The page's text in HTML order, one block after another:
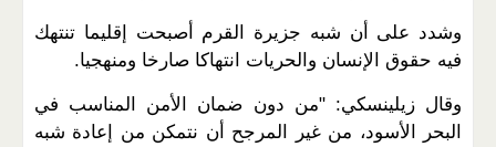
وشدد على أن شبه جزيرة القرم أصبحت إقليما تنتهك
فيه حقوق الإنسان والحريات انتهاكا صارخا ومنهجيا.
وقال زيلينسكي: "من دون ضمان الأمن المناسب في
البحر الأسود، من غير المرجح أن نتمكن من إعادة شبه